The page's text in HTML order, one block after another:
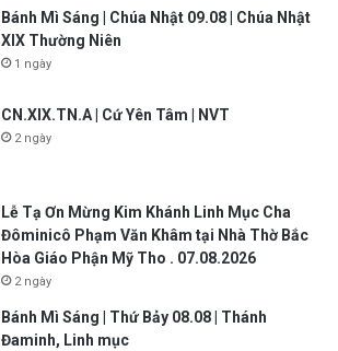
Bánh Mì Sáng | Chúa Nhật 09.08 | Chúa Nhật
XIX Thường Niên
1 ngày
CN.XIX.TN.A | Cứ Yên Tâm | NVT
2 ngày
Lễ Tạ Ơn Mừng Kim Khánh Linh Mục Cha
Đôminicô Phạm Văn Khâm tại Nhà Thờ Bắc
Hòa Giáo Phận Mỹ Tho . 07.08.2026
2 ngày
Bánh Mì Sáng | Thứ Bảy 08.08 | Thánh
Đaminh, Linh mục